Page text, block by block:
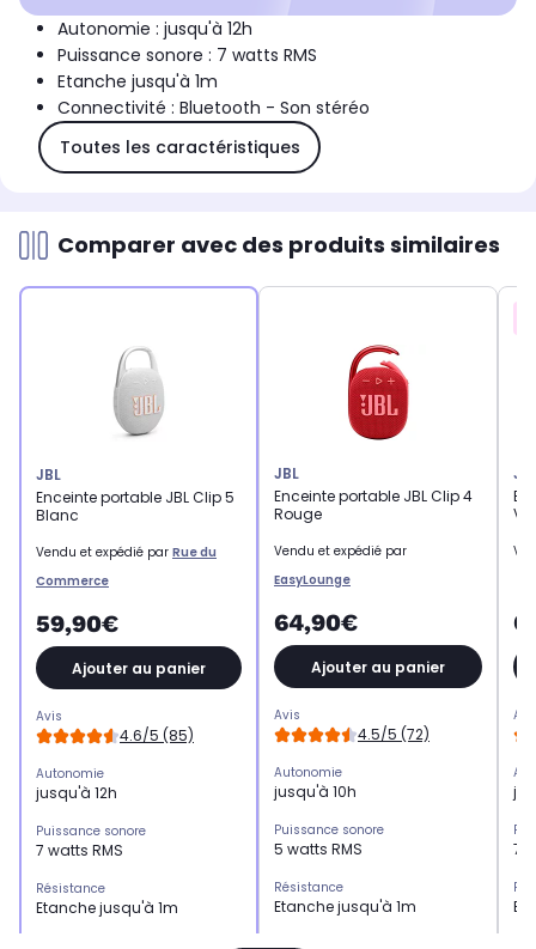
Autonomie : jusqu'à 12h
Puissance sonore : 7 watts RMS
Etanche jusqu'à 1m
Connectivité : Bluetooth - Son stéréo
Toutes les caractéristiques
Comparer avec des produits similaires
JBL
Enceinte portable JBL Clip 5
Blanc
Vendu et expédié par Rue du
Commerce
59,90€
Ajouter au panier
Avis
4.6/5 (85)
Autonomie
jusqu'à 12h
Puissance sonore
7 watts RMS
Résistance
Etanche jusqu'à 1m
JBL
Enceinte portable JBL Clip 4
Rouge
Vendu et expédié par
EasyLounge
64,90€
Ajouter au panier
Avis
4.5/5 (72)
Autonomie
jusqu'à 10h
Puissance sonore
5 watts RMS
Résistance
Etanche jusqu'à 1m
Multiroom
7